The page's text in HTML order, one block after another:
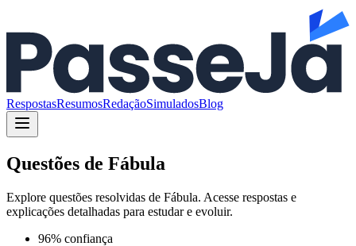
RespostasResumosRedaçãoSimuladosBlog
Questões de Fábula
Explore questões resolvidas de Fábula. Acesse respostas e
explicações detalhadas para estudar e evoluir.
96% confiança